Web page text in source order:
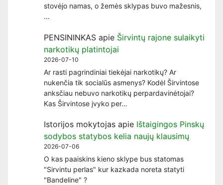
stovėjo namas, o žemės sklypas buvo mažesnis,
…
PENSININKAS apie Širvintų rajone sulaikyti
narkotikų platintojai
2026-07-10
Ar rasti pagrindiniai tiekėjai narkotikų? Ar
nukenčia tik socialūs asmenys? Kodėl Širvintose
anksčiau nebuvo narkotikų perpardavinėtojai?
Kas Širvintose įvyko per…
Istorijos mokytojas apie Ištaigingos Pinskų
sodybos statybos kelia naujų klausimų
2026-07-06
O kas paaiskins kieno sklype bus statomas
"Sirvintu perlas" kur kazkada noreta statyti
"Bandeline" ?